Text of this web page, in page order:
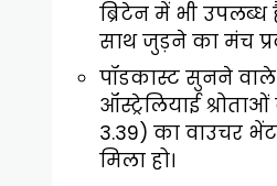
ब्रिटेन में भी
साथ जुड़ने का मंच
पॉडकास्ट सुनने
ऑस्ट्रेलियाई
3.39) का वाउचर
मिला हो।